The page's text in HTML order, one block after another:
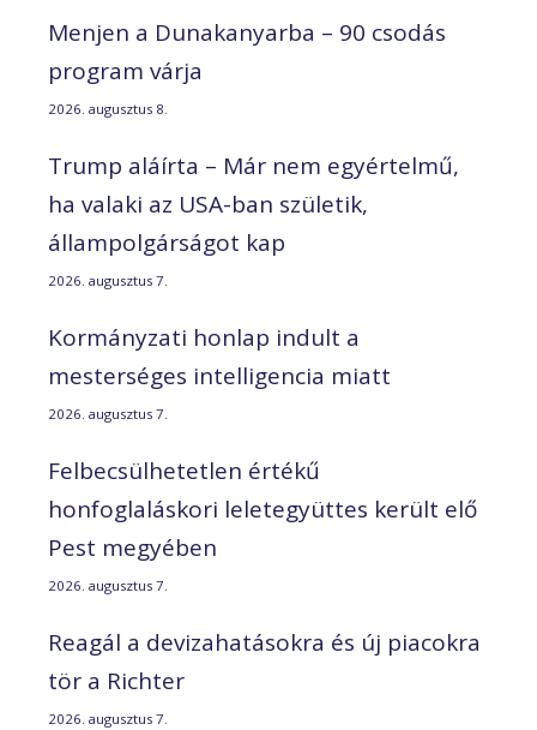
Menjen a Dunakanyarba – 90 csodás
program várja
2026. augusztus 8.
Trump aláírta – Már nem egyértelmű,
ha valaki az USA-ban születik,
állampolgárságot kap
2026. augusztus 7.
Kormányzati honlap indult a
mesterséges intelligencia miatt
2026. augusztus 7.
Felbecsülhetetlen értékű
honfoglaláskori leletegyüttes került elő
Pest megyében
2026. augusztus 7.
Reagál a devizahatásokra és új piacokra
tör a Richter
2026. augusztus 7.